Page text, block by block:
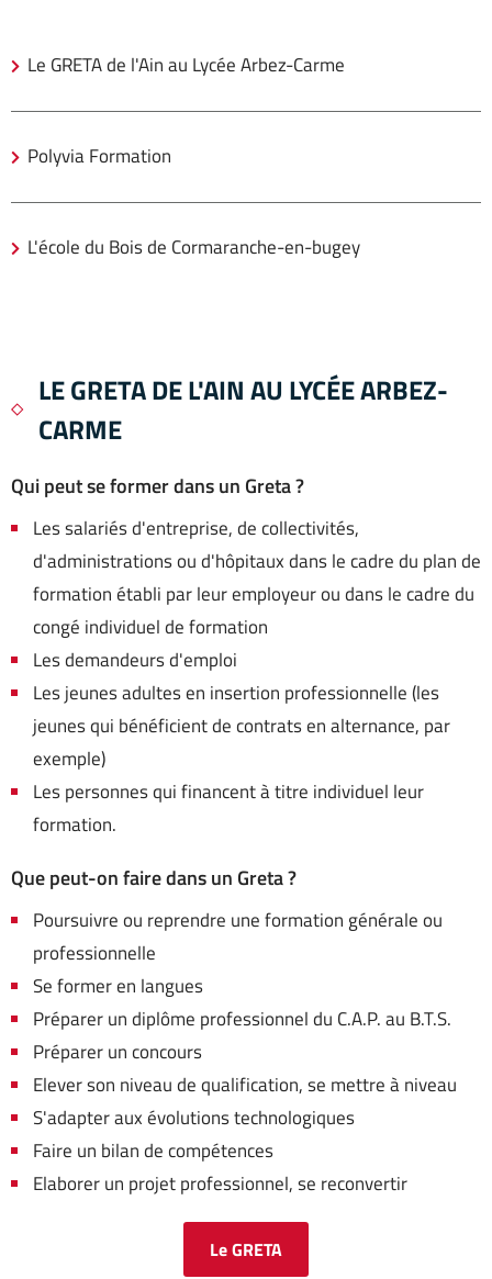
Le GRETA de l'Ain au Lycée Arbez-Carme
Polyvia Formation
L'école du Bois de Cormaranche-en-bugey
LE GRETA DE L'AIN AU LYCÉE ARBEZ-
CARME
Quipeut se former dans un Greta ?
Les salariés d'entreprise, de collectivités,
d'administrations ou d'hôpitaux dans le cadre du plan de
formation établi par leur employeur ou dans le cadre du
congé individuel de formation
Les demandeurs d'emploi
Les jeunes adultes en insertion professionnelle (les
jeunes qui bénéficient de contrats en alternance, par
exemple)
Les personnes qui financent à titre individuel leur
formation.
Que peut-on fairedans un Greta ?
Poursuivre ou reprendre une formation générale ou
professionnelle
Se former en langues
Préparer un diplôme professionnel du C.A.P. au B.T.S.
Préparer un concours
Elever son niveau de qualification, se mettre à niveau
S'adapter aux évolutions technologiques
Faire un bilan de compétences
Elaborer un projet professionnel, se reconvertir
Le GRETA